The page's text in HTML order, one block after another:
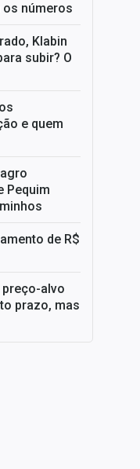
os números
Klabin
subir? O
e quem
Pequim
de R$
alvo
prazo, mas